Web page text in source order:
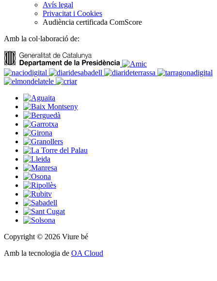
Avís legal
Privacitat i Cookies
Audiència certificada ComScore
Amb la col·laboració de:
Copyright © 2026 Viure bé
Amb la tecnologia de OA Cloud